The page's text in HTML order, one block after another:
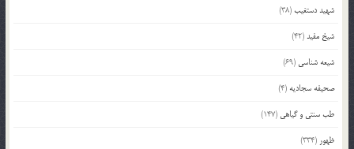
شهید دستغیب(38)
شیخ مفید(42)
شیعه شناسی (69)
صحیفه سجادیه (4)
طب سنتی و گیاهی (147)
ظهور (334)